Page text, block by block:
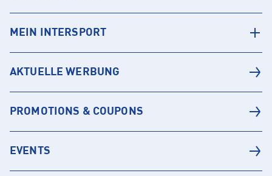
MEIN INTERSPORT
AKTUELLE WERBUNG
PROMOTIONS & COUPONS
EVENTS